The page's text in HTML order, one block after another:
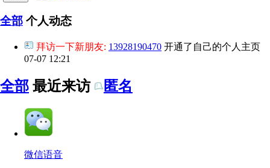
全部 个人动态
拜访一下新朋友: 13928190470 开通了自己的个人主页
07-07 12:21
全部 最近来访 匿名
微信语音